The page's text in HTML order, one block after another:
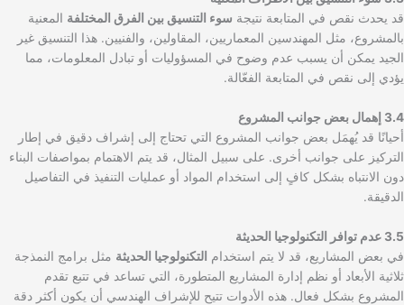
قد يحدث نقص في المتابعة نتيجة سوء التنسيق بين الفرق المختلفة المعنية
بالمشروع، مثل المهندسين المعماريين، المقاولين، والفنيين. هذا التنسيق غير
الجيد يمكن أن يسبب عدم وضوح في المسؤوليات أو تبادل المعلومات، مما
يؤدي إلى نقص في المتابعة الفعّالة.
3.4 إهمال بعض جوانب المشروع
أحيانًا قد يُهمَل بعض جوانب المشروع التي تحتاج إلى إشراف دقيق في إطار
التركيز على جوانب أخرى. على سبيل المثال، قد يتم الاهتمام بمواصفات البناء
دون الانتباه بشكل كافٍ إلى استخدام المواد أو عمليات التنفيذ في التفاصيل
الدقيقة.
3.5 عدم توافر التكنولوجيا الحديثة
في بعض المشاريع، قد لا يتم استخدام التكنولوجيا الحديثة مثل برامج النمذجة
ثلاثية الأبعاد أو نظم إدارة المشاريع المتطورة، التي تساعد في تتبع تقدم
المشروع بشكل فعال. هذه الأدوات تتيح للإشراف الهندسي أن يكون أكثر دقة